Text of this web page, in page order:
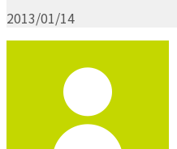
2013/01/14